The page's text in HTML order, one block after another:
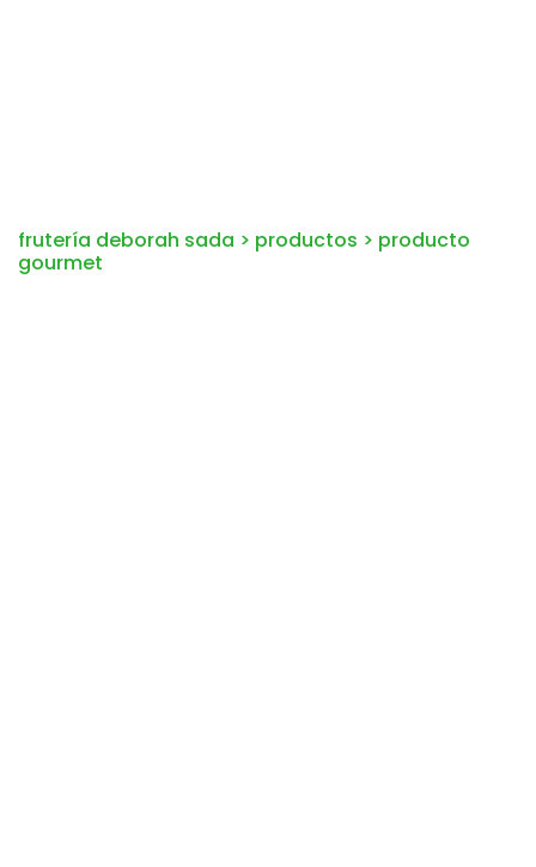
frutería deborah sada > productos > producto
gourmet